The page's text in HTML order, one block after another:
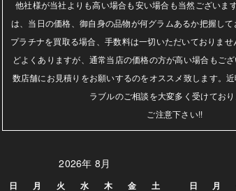
他社様が当社よりも高い場合も安い場合も当然ございま
は、当日の価格、御自身の品物が何グラムあるか把握し
プラチナを買取る場合、手数料は一切いただいておりま
どよくありますが、通常当店の価格の方が高い場合もご
数店舗にお見積りをお願いするのをオススメ致します。
ラブルのご相談を大変多く受けており
ご注意下さい!!
2026年 8月
日 月 火 水 木 金 土 日 月